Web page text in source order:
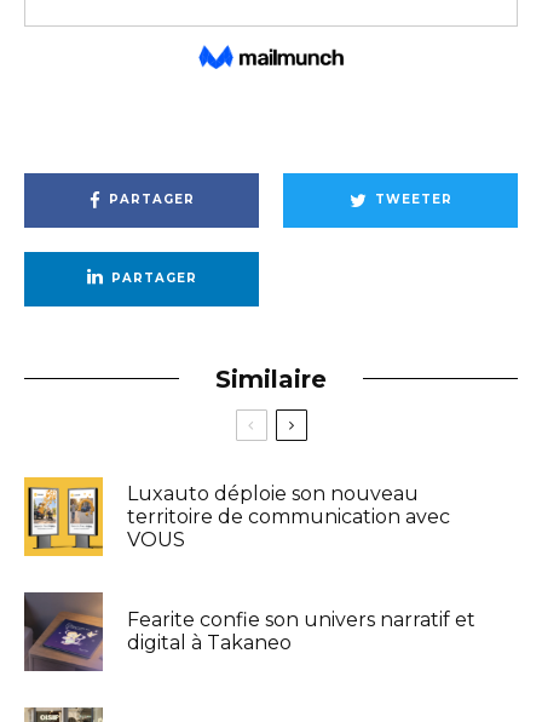
PARTAGER TWEETER
PARTAGER
Similaire
Luxauto déploie son nouveau
territoire de communication avec
VOUS
Fearite confie son univers narratif et
digital à Takaneo